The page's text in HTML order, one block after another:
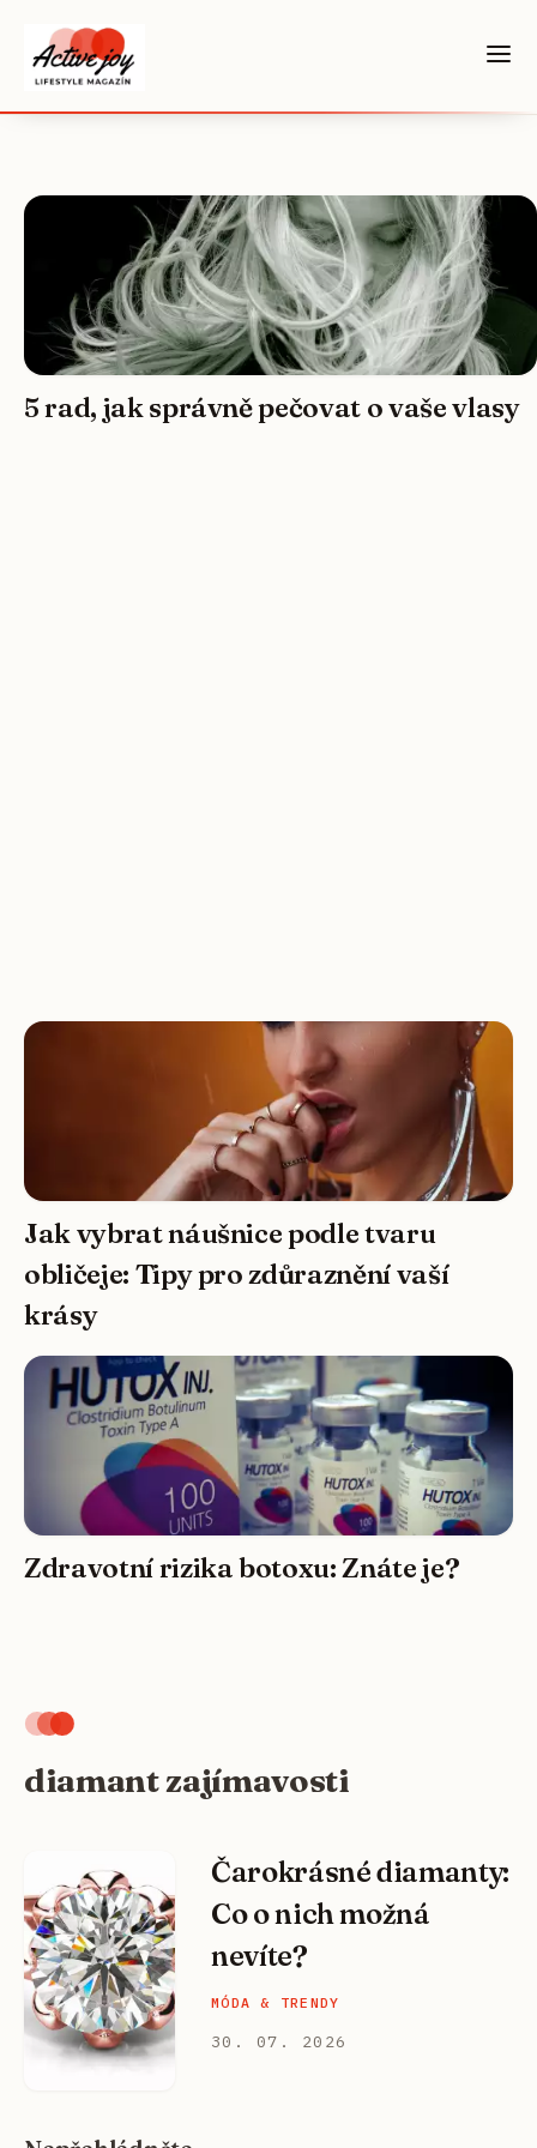
5 rad, jak správně pečovat o vaše vlasy
Jak vybrat náušnice podle tvaru
obličeje: Tipy pro zdůraznění vaší
krásy
Zdravotní rizika botoxu: Znáte je?
diamant zajímavosti
Čarokrásné diamanty:
Co o nich možná
nevíte?
MÓDA & TRENDY
30. 07. 2026